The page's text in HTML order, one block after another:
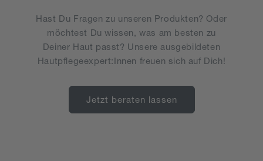
Hast Du Fragen zu unseren Produkten? Oder
möchtest Du wissen, was am besten zu
Deiner Haut passt? Unsere ausgebildeten
Hautpflegeexpert:Innen freuen sich auf Dich!
Jetzt beraten lassen